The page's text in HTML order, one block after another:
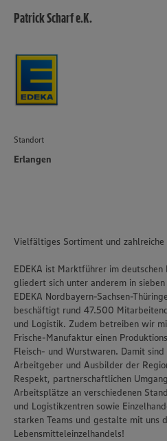
Patrick Scharf e.K.
Standort
Erlangen
Vielfältiges Sortiment und zahlreiche
EDEKA ist Marktführer im
gliedert sich unter anderem in
EDEKA Nordbayern-Sachsen-
beschäftigt rund 47.500
und Logistik. Zudem betreiben wir
Frische-Manufaktur einen
Fleisch- und Wurstwaren. Damit
Arbeitgeber und Ausbilder der
Respekt, partnerschaftlichen
Arbeitsplätze an verschiedenen
und Logistikzentren sowie
starken Teams und gestalte mit uns
Lebensmitteleinzelhandels!